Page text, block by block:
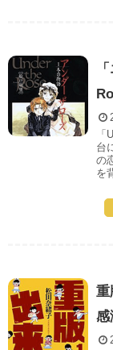
台
の
を
重
感